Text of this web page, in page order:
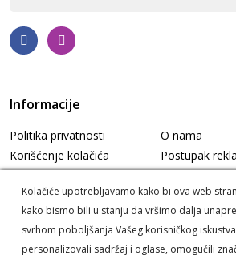
Informacije
Politika privatnosti
Korišćenje kolačića
Informacije o dostavi
O nama
Postupak
Korisnički
Kolačiće upotrebljavamo kako bi ova web
kako bismo bili u stanju da vršimo dalja
svrhom poboljšanja Vašeg korisničkog
personalizovali sadržaj i oglase, omogućili